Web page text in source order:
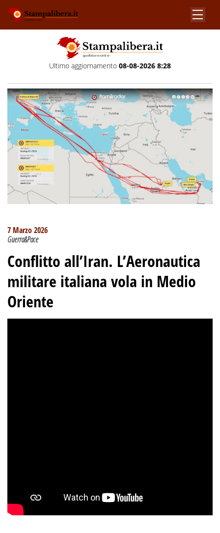
Ultimo aggiornamento 08-08-2026 8:28
7 Marzo 2026
Guerra&Pace
Conflitto all’Iran. L’Aeronautica
militare italiana vola in Medio
Oriente